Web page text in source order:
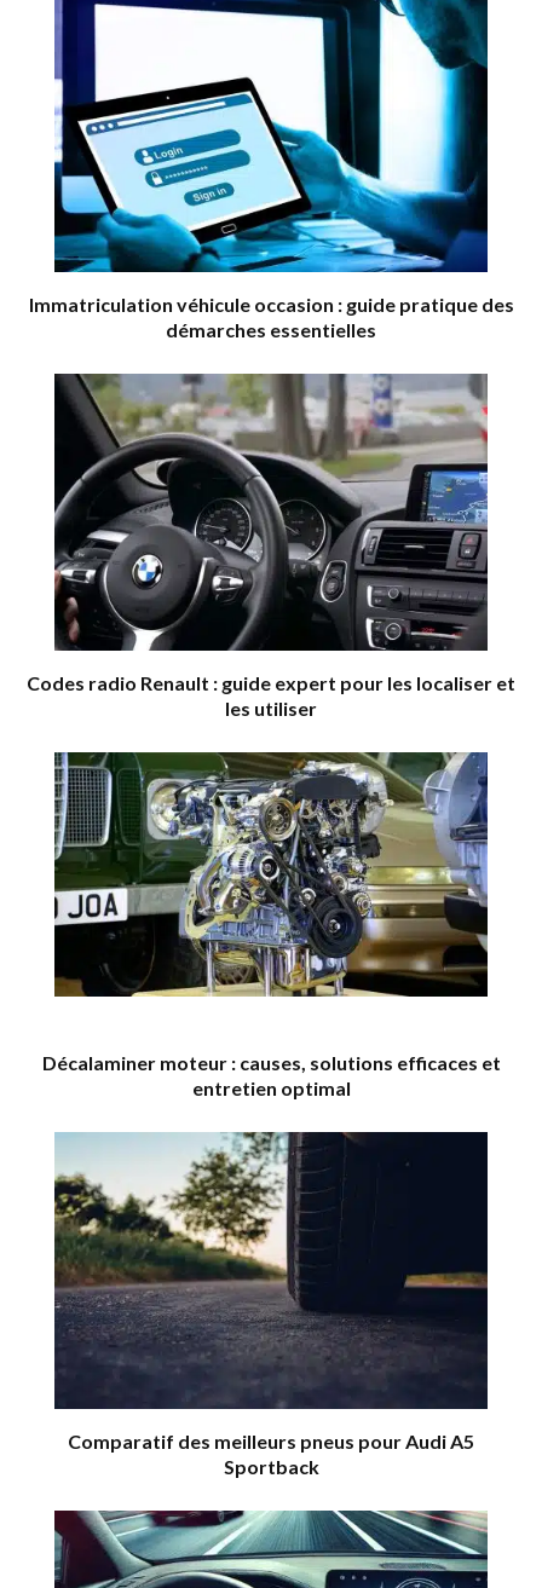
Immatriculation véhicule occasion : guide pratique des
démarches essentielles
Codes radio Renault : guide expert pour les localiser et
les utiliser
Décalaminer moteur : causes, solutions efficaces et
entretien optimal
Comparatif des meilleurs pneus pour Audi A5
Sportback